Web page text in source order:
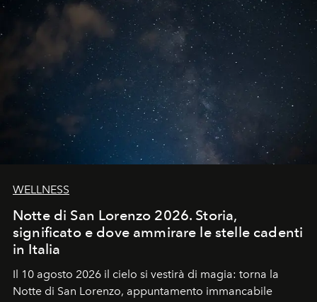
WELLNESS
Notte di San Lorenzo 2026. Storia,
significato e dove ammirare le stelle cadenti
in Italia
Il 10 agosto 2026 il cielo si vestirà di magia: torna la
Notte di San Lorenzo, appuntamento immancabile